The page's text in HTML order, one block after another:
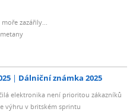
zazářily...
Dálniční známka 2025
elektronika není prioritou zákazníků
výhru v britském sprintu